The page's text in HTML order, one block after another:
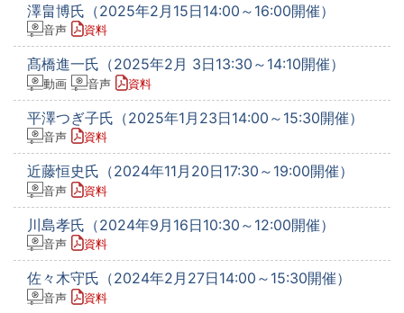
澤畠博氏（2025年2月15日14:00～16:00開催）
音声 資料
髙橋進一氏（2025年2月 3日13:30～14:10開催）
動画 音声 資料
平澤つぎ子氏（2025年1月23日14:00～15:30開催）
音声 資料
近藤恒史氏（2024年11月20日17:30～19:00開催）
音声 資料
川島孝氏（2024年9月16日10:30～12:00開催）
音声 資料
佐々木守氏（2024年2月27日14:00～15:30開催）
音声 資料